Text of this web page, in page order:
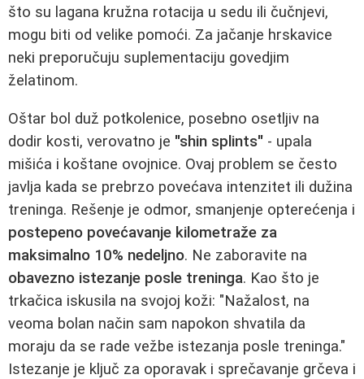
što su lagana kružna rotacija u sedu ili čučnjevi,
mogu biti od velike pomoći. Za jačanje hrskavice
neki preporučuju suplementaciju govedjim
želatinom.
Oštar bol duž potkolenice, posebno osetljiv na
dodir kosti, verovatno je "shin splints" - upala
mišića i koštane ovojnice. Ovaj problem se često
javlja kada se prebrzo povećava intenzitet ili dužina
treninga. Rešenje je odmor, smanjenje opterećenja i
postepeno povećavanje kilometraže za
maksimalno 10% nedeljno. Ne zaboravite na
obavezno istezanje posle treninga. Kao što je
trkačica iskusila na svojoj koži: "Nažalost, na
veoma bolan način sam napokon shvatila da
moraju da se rade vežbe istezanja posle treninga."
Istezanje je ključ za oporavak i sprečavanje grčeva i